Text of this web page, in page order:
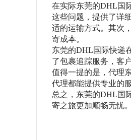
在实际东莞的DHL国
这些问题，提供了详
适的运输方式。其次
寄成本。
东莞的DHL国际快递
了包裹追踪服务，客
值得一提的是，代理
代理都能提供专业的
总之，东莞的DHL国
寄之旅更加顺畅无忧。